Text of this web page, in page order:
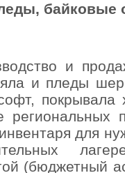
байковые
и
и пледы
покрывала
региональных
для
(бюджетный